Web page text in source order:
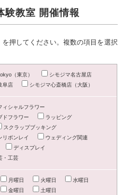
験教室 開催情報
押してください。複数の項目を選択
（東京）
シモジマ名古屋店
阜店
シモジマ心斎橋店（大阪）
ィシャルフラワー
ドフラワー
ラッピング
スクラップブッキング
リボンレイ
ウェディング関連
ディスプレイ
・工芸
月曜日 火曜日
水曜日
金曜日 土曜日